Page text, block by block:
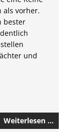
als vorher.
bester
und
Weiterlesen …